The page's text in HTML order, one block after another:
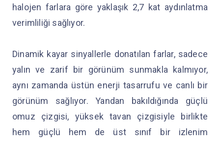
halojen farlara göre yaklaşık 2,7 kat aydınlatma
verimliliği sağlıyor.
Dinamik kayar sinyallerle donatılan farlar, sadece
yalın ve zarif bir görünüm sunmakla kalmıyor,
aynı zamanda üstün enerji tasarrufu ve canlı bir
görünüm sağlıyor. Yandan bakıldığında güçlü
omuz çizgisi, yüksek tavan çizgisiyle birlikte
hem güçlü hem de üst sınıf bir izlenim